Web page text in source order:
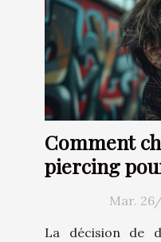
Comment
piercing
l'oreilleMar.
La décision de